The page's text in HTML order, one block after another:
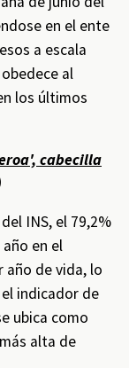
en el ente
a escala
al
los últimos
cabecilla
INS, el 79,2%
en el
año de vida, lo
indicador de
ubica como
alta de